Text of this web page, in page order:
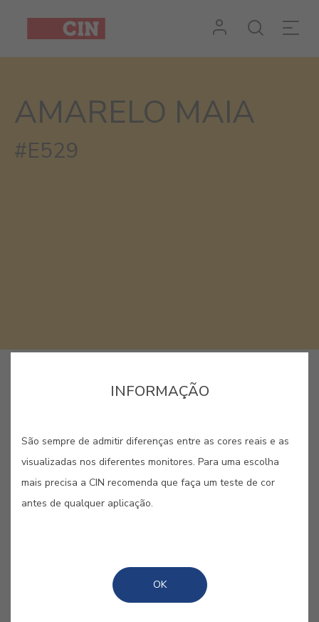
Cor
Amarelo
para
exteriores
AMARELO MAIA
#E529
AMARELO MAIA #E529
protagonistas deste amarelo vivo.
INFORMAÇÃO
São sempre de admitir diferenças entre as cores reais e as
visualizadas nos diferentes monitores. Para uma escolha
mais precisa a CIN recomenda que faça um teste de cor
antes de qualquer aplicação.
OK